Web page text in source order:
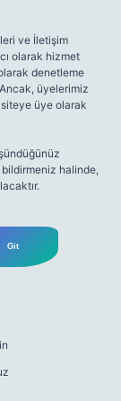
ve İletişim
olarak hizmet
denetleme
üyelerimiz
üye olarak
halinde,